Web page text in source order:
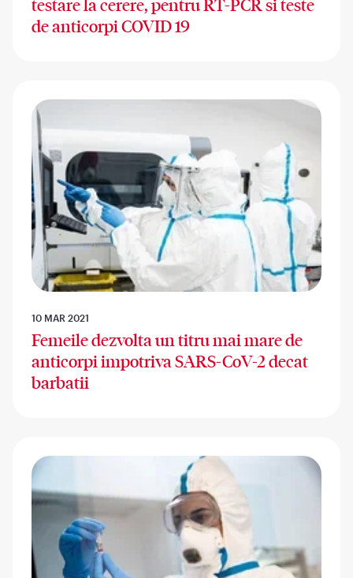
testare la cerere, pentru RT-PCR si teste
de anticorpi COVID 19
10 MAR 2021
Femeile dezvolta un titru mai mare de
anticorpi impotriva SARS-CoV-2 decat
barbatii